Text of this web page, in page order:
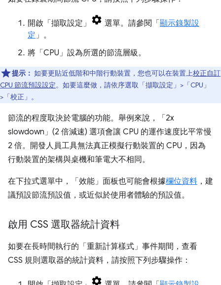
開啟「擷取設定」 選單。請參閱「顯示錄製設
定 」。
將「CPU」 設為所選的節流層級。
提示： 如要更貼近低階和中階行動裝置，您也可以在裝置上校正自訂
CPU 節流預設設定。如要這麼做，請依序選取「擷取設定」 >「CPU」
>「校正」 。
節流的程度取決於電腦的功能。舉例來說，「2x
slowdown」(2 倍減速) 選項會讓 CPU 的運作速度比平常慢
2 倍。開發人員工具無法真正模擬行動裝置的 CPU，因為
行動裝置的架構與桌機和筆電大不相同。
在下拉式選單中，「效能」 面板也可能會根據欄位資料 ，建
議預設節流預設值，或近似於使用者體驗的預設值。
啟用 CSS 選取器統計資料
如要在長時間執行的「重新計算樣式」 事件期間，查看
CSS 規則選取器的統計資料，請按照下列步驟操作：